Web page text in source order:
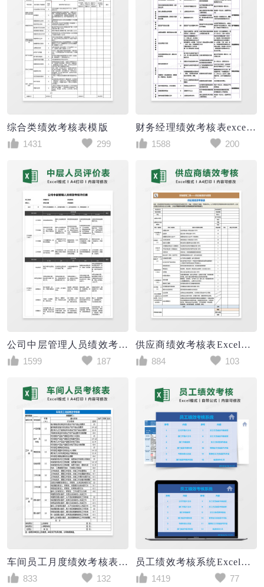
综合类绩效考核表模版
1431
299
财务经理绩效考核表excel表格模板
1588
200
公司中层管理人员绩效考核评价Excel表格
1599
187
供应商绩效考核表Excel表格
884
103
车间员工月度绩效考核表Excel表格
833
132
员工绩效考核系统Excel模板
1419
77